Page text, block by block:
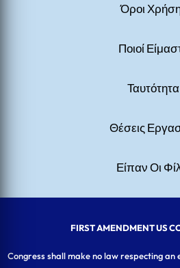
Όροι
Ποιοί
Ταυτότητα
Θέσεις
Είπαν Οι
FIRST AMENDMENT US
Congress shall make no law respecting